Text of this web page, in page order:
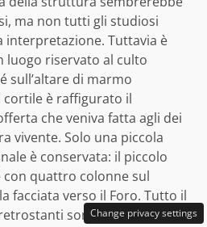
ma non tutti gli studiosi
interpretazione. Tuttavia è
luogo riservato al culto
sull’altare di marmo
è raffigurato il
che veniva fatta agli dei
vivente. Solo una piccola
è conservata: il piccolo
quattro colonne sul
facciata verso il Foro. Tutto il
sono stati
Change privacy settings